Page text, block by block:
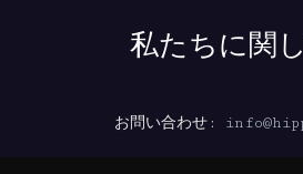
私たちに関
お問い合わせ: